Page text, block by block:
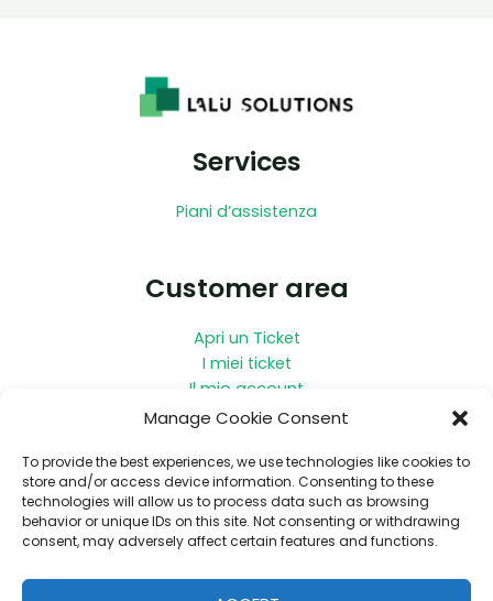
Manage Cookie Consent
To provide the best experiences, we use technologies like cookies to
store and/or access device information. Consenting to these
technologies will allow us to process data such as browsing
behavior or unique IDs on this site. Not consenting or withdrawing
consent, may adversely affect certain features and functions.
Services
Piani d’assistenza
Customer area
Apri un Ticket
I miei ticket
Il mio account
Contact
Contatto
Impressum